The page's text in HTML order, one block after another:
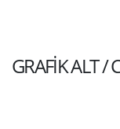
GRAFIKALT /